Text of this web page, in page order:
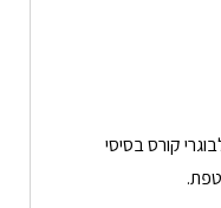
קורס בסיסי